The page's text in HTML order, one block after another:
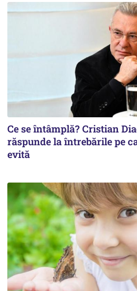
Ce se întâmplă? Cristian
răspunde la întrebările pe
evită